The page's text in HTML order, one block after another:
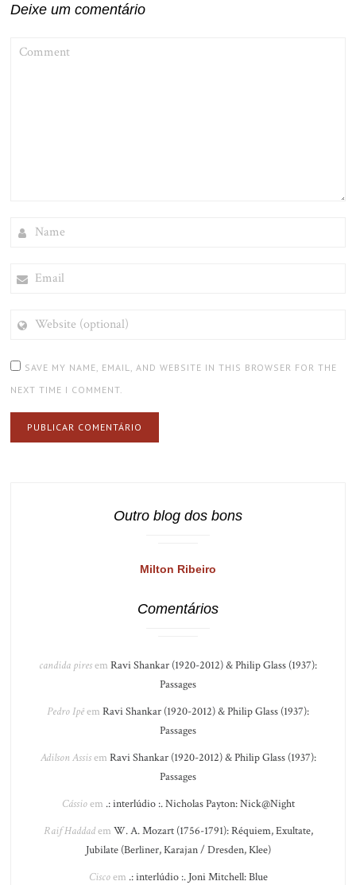
Deixe um comentário
(OPTIONAL)
SAVE MY NAME, EMAIL, AND WEBSITE IN THIS BROWSER FOR THE
NEXT TIME I COMMENT.
Outro blog dos bons
Milton Ribeiro
Comentários
candida piresem Ravi Shankar (1920-2012) & Philip Glass (1937):
Passages
Pedro Ipêem Ravi Shankar (1920-2012) & Philip Glass (1937):
Passages
Adilson Assisem Ravi Shankar (1920-2012) & Philip Glass (1937):
Passages
Cássioem .: interlúdio :. Nicholas Payton: Nick@Night
Raif Haddadem W. A. Mozart (1756-1791): Réquiem, Exultate,
Jubilate (Berliner, Karajan / Dresden, Klee)
Ciscoem .: interlúdio :. Joni Mitchell: Blue